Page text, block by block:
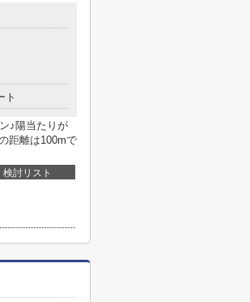
ト
♪陽当たりが
距離は100mで
検討リスト